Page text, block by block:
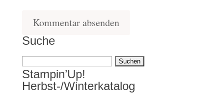
Suche
Suchen
nach:
Stampin’Up!
Herbst-/Winterkatalog